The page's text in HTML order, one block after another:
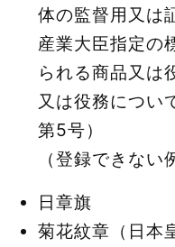
体の監督用又は
産業大臣指定の
られる商品又は
又は役務につい
第5号）
（登録できない
日章旗
菊花紋章（日本